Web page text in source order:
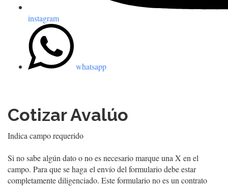
instagram
whatsapp
Cotizar Avalúo
Indica campo requerido
Si no sabe algún dato o no es necesario marque una X en el
campo. Para que se haga el envío del formulario debe estar
completamente diligenciado. Este formulario no es un contrato